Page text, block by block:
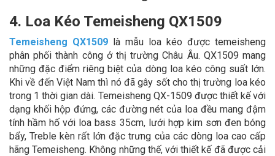
4. Loa Kéo Temeisheng QX1509
Temeisheng QX1509 là mẫu loa kéo được temeisheng
phân phối thành công ở thị trường Châu Âu. QX1509 mang
những đặc điểm riêng biệt của dòng loa kéo công suất lớn.
Khi về đến Việt Nam thì nó đã gây sốt cho thị trường loa kéo
trong 1 thời gian dài. Temeisheng QX-1509 được thiết kế với
dạng khối hộp đứng, các đường nét của loa đều mang đậm
tính hầm hố với loa bass 35cm, lưới hợp kim sơn đen bóng
bẩy, Treble kèn rất lớn đặc trưng của các dòng loa cao cấp
hãng Temeisheng. Không những thế, với thiết kế đã được cải